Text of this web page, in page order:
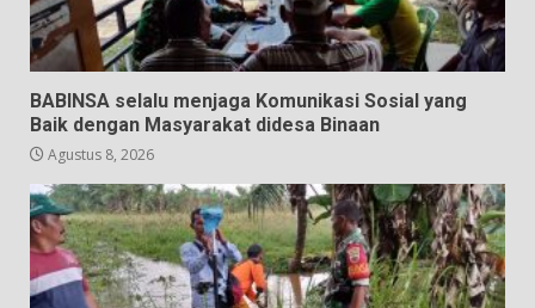
BABINSA selalu menjaga Komunikasi Sosial yang
Baik dengan Masyarakat didesa Binaan
Agustus 8, 2026